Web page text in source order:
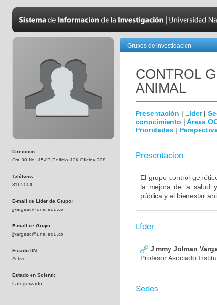
Dirección:
Cra 30 No. 45-03 Edificio 426 Oficina 208
Teléfono:
3165000
E-mail de Líder de Grupo:
jjvargasd@unal.edu.co
E-mail de Grupo:
jjvargasd@unal.edu.co
Estado UN:
Activo
Estado en Scienti:
Categorizado
Grupos de investigación
CONTROL
ANIMAL
Presentación | Líder|
conocimiento | Áreas
Prioridades |
Presentacion
El grupo control
la mejora de la salud
pública y el bienestar
Líder
Jimmy Jolman
Profesor Asociado
Sedes